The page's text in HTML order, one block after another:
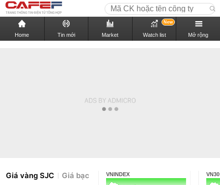
Home Tin mới Market Watch list
New
Mở rộng
Giá vàng SJC Giá bạc VNINDEX VN30